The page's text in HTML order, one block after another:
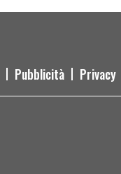
Pubblicità Privacy